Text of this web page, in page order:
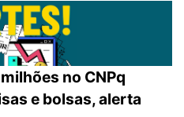
no CNPq
e bolsas, alerta